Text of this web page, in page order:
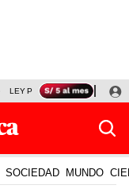
LEY PULPÍN PRECIO DEL
SOCIEDAD MUNDO